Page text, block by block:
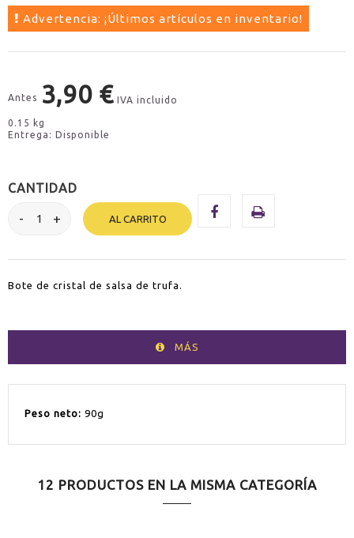
Advertencia: ¡Últimos artículos en inventario!
Antes 3,90 € IVA incluido
0.15 kg
Entrega: Disponible
CANTIDAD
AL CARRITO
Bote de cristal de salsa de trufa.
MÁS
Peso neto: 90g
12 PRODUCTOS EN LA MISMA CATEGORÍA